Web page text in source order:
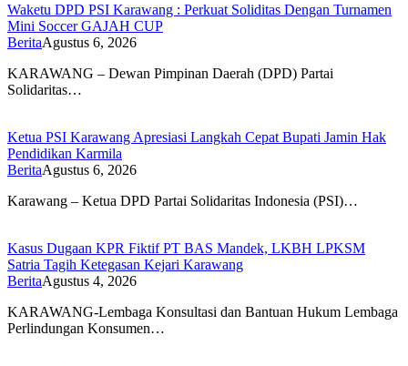
Waketu DPD PSI Karawang : Perkuat Soliditas Dengan Turnamen
Mini Soccer GAJAH CUP
BeritaAgustus 6, 2026
KARAWANG – Dewan Pimpinan Daerah (DPD) Partai
Solidaritas…
Ketua PSI Karawang Apresiasi Langkah Cepat Bupati Jamin Hak
Pendidikan Karmila
BeritaAgustus 6, 2026
Karawang – Ketua DPD Partai Solidaritas Indonesia (PSI)…
Kasus Dugaan KPR Fiktif PT BAS Mandek, LKBH LPKSM
Satria Tagih Ketegasan Kejari Karawang
BeritaAgustus 4, 2026
KARAWANG-Lembaga Konsultasi dan Bantuan Hukum Lembaga
Perlindungan Konsumen…